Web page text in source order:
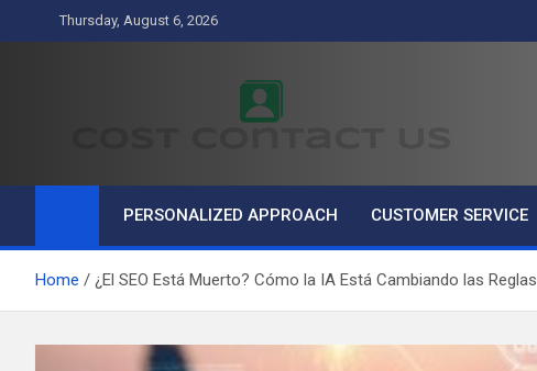
to
Thursday, August 6, 2026
Cost Contact Us
PERSONALIZED APPROACH CUSTOMER SERVICE
Home ¿El SEO Está Muerto? Cómo la IA Está Cambiando las Reglas